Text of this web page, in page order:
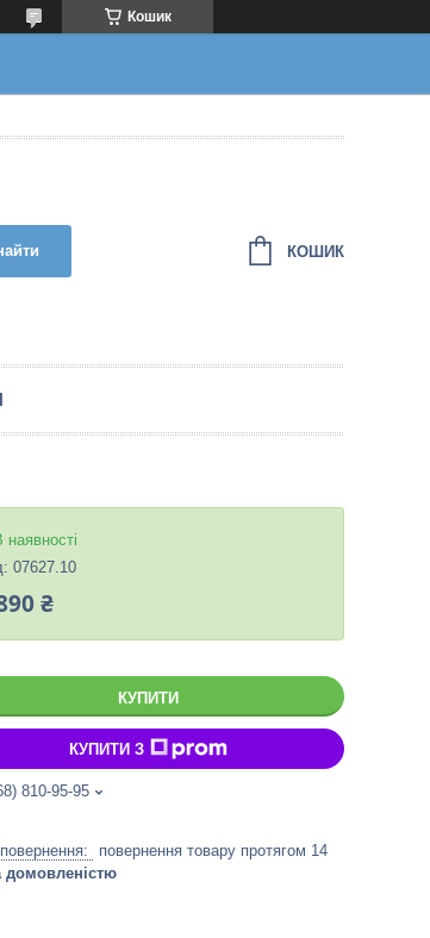
Кошик
КОШИК
наявності
07627.10
₴
КУПИТИ
КУПИТИ З
810-95-95
повернення товару протягом 14
домовленістю